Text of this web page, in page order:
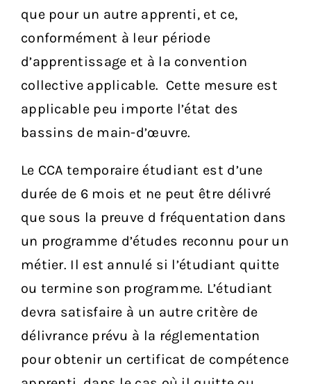
que pour un autre apprenti, et ce,
conformément à leur période
d’apprentissage et à la convention
collective applicable. Cette mesure est
applicable peu importe l’état des
bassins de main-d’œuvre.
Le CCA temporaire étudiant est d’une
durée de 6 mois et ne peut être délivré
que sous la preuve d fréquentation dans
un programme d’études reconnu pour un
métier. Il est annulé si l’étudiant quitte
ou termine son programme. L’étudiant
devra satisfaire à un autre critère de
délivrance prévu à la réglementation
pour obtenir un certificat de compétence